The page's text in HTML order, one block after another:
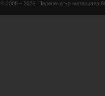
© 2008 – 2026. Перепечатка материала